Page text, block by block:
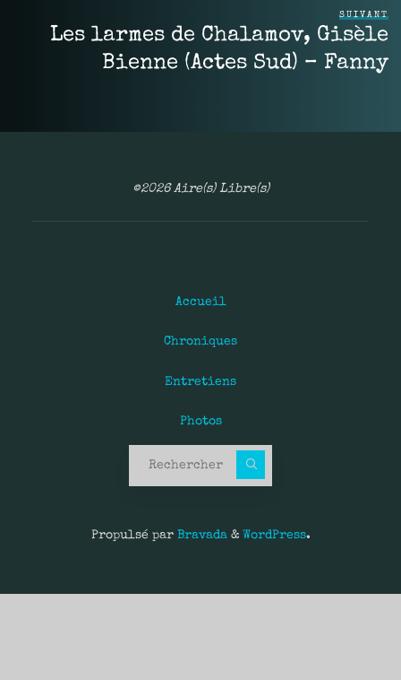
SUIVANT
Les larmes de Chalamov, Gisèle
Bienne (Actes Sud) – Fanny
©2026 Aire(s) Libre(s)
Accueil
Chroniques
Entretiens
Photos
Propulsé parBravada& WordPress.